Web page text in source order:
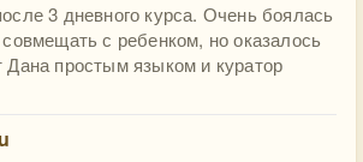
3 дневного курса. Очень боялась
с ребенком, но оказалось
Дана простым языком и куратор